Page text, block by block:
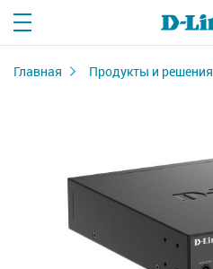
Главная Продукты и решения